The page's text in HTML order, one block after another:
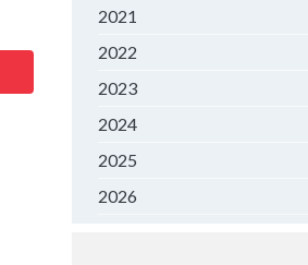
2021
2022
2023
2024
2025
2026